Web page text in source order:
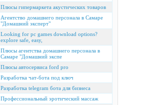
Плюсы гипермаркета акустических товаров
Агентство домашнего персонала в Самаре
"Домашний эксперт"
Looking for pc games download options?
explore safe, easy,
Плюсы агентства домашнего персонала в
Самаре "Домашний экспе
Плюсы автосервиса ford pro
Разработка чат-бота под ключ
Разработка telegram бота для бизнеса
Профессиональный эротический массаж